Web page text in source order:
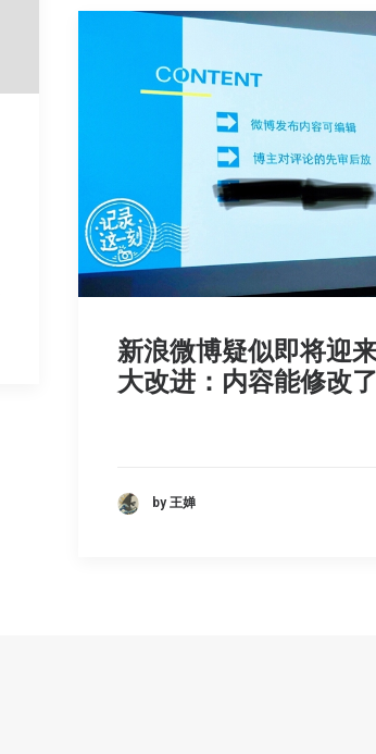
新浪微博疑似即将迎
大改进：内容能修改了
by 王婵